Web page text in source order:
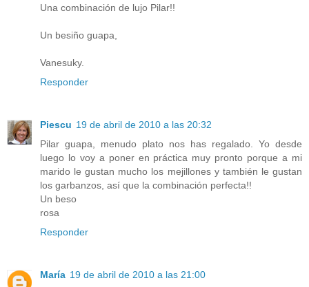
Una combinación de lujo Pilar!!
Un besiño guapa,
Vanesuky.
Responder
Piescu 19 de abril de 2010 a las 20:32
Pilar guapa, menudo plato nos has regalado. Yo desde
luego lo voy a poner en práctica muy pronto porque a mi
marido le gustan mucho los mejillones y también le gustan
los garbanzos, así que la combinación perfecta!!
Un beso
rosa
Responder
María 19 de abril de 2010 a las 21:00